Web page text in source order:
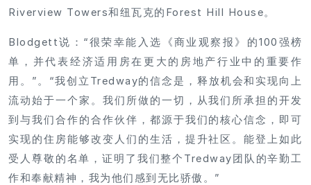
Riverview Towers和纽瓦克的Forest Hill House。
Blodgett说：“很荣幸能入选《商业观察报》的100强榜
单，并代表经济适用房在更大的房地产行业中的重要作
用。”。“我创立Tredway的信念是，释放机会和实现向上
流动始于一个家。我们所做的一切，从我们所承担的开发
到与我们合作的合作伙伴，都源于我们的核心信念，即可
实现的住房能够改变人们的生活，提升社区。能登上如此
受人尊敬的名单，证明了我们整个Tredway团队的辛勤工
作和奉献精神，我为他们感到无比骄傲。”